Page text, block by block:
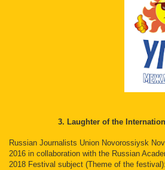
3. Laughter of the
Russian Journalists Union Novorossiysk
2016 in collaboration with the Russian
2018 Festival subject (Theme of the festival):